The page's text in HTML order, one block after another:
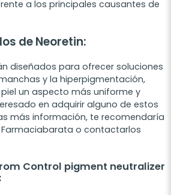
a los principales causantes de
de Neoretin:
diseñados para ofrecer soluciones
y la hiperpigmentación,
un aspecto más uniforme y
en adquirir alguno de estos
más información, te recomendaría
o contactarlos
Control pigment neutralizer
: